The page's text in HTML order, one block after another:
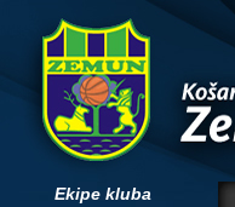
Ekipe kluba